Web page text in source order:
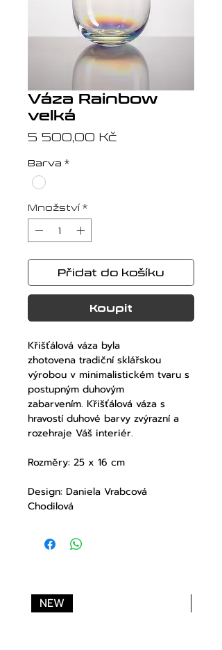
Váza Rainbow
velká
5 500,00 KčCena
Barva *
Množství *
Přidat do košíku
Koupit
Křišťálová váza byla
zhotovena tradiční sklářskou
výrobou v minimalistickém tvaru s
postupným duhovým
zabarvením. Křišťálová váza s
hravostí duhové barvy zvýrazní a
rozehraje Váš interiér.
Rozměry: 25 x 16 cm
Design: Daniela Vrabcová
Chodilová
NEW